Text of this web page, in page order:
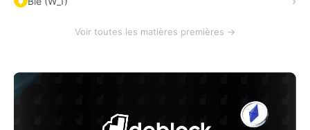
Voir toutes les matières premières →